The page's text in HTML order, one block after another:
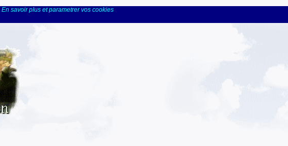
En savoir plus et parametrer vos cookies